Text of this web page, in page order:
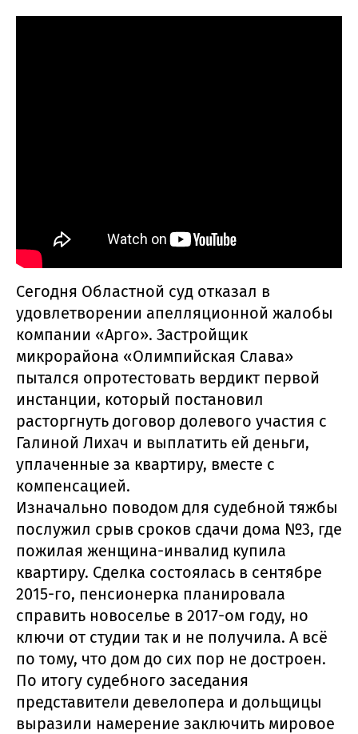
Сегодня Областной суд отказал в
удовлетворении апелляционной жалобы
компании «Арго». Застройщик
микрорайона «Олимпийская Слава»
пытался опротестовать вердикт первой
инстанции, который постановил
расторгнуть договор долевого участия с
Галиной Лихач и выплатить ей деньги,
уплаченные за квартиру, вместе с
компенсацией.
Изначально поводом для судебной тяжбы
послужил срыв сроков сдачи дома №3, где
пожилая женщина-инвалид купила
квартиру. Сделка состоялась в сентябре
2015-го, пенсионерка планировала
справить новоселье в 2017-ом году, но
ключи от студии так и не получила. А всё
по тому, что дом до сих пор не достроен.
По итогу судебного заседания
представители девелопера и дольщицы
выразили намерение заключить мировое